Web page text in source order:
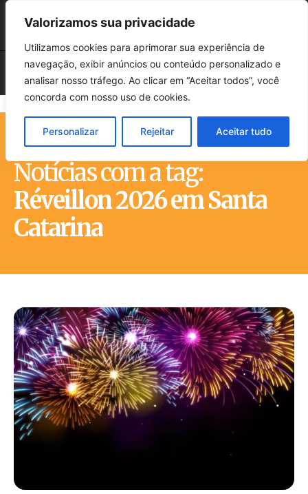
Valorizamos sua privacidade
Utilizamos cookies para aprimorar sua experiência de
navegação, exibir anúncios ou conteúdo personalizado e
analisar nosso tráfego. Ao clicar em “Aceitar todos”, você
concorda com nosso uso de cookies.
Personalizar Rejeitar Aceitar tudo
Notícias com a tag:
Réveillon 2026 em Santa
Catarina